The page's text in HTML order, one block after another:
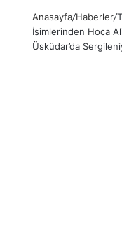
Anasayfa/Haberler/
İsimlerinden Hoca Ali
Üsküdar’da